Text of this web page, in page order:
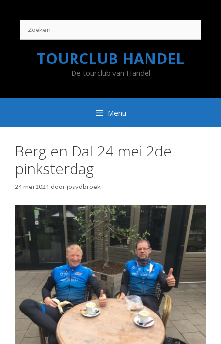
naar:
TOURCLUB HANDEL
De tourclub van Handel
Menu
Berg en Dal 24 mei 2de
pinksterdag
24 mei 2021 doorjosvdbroek